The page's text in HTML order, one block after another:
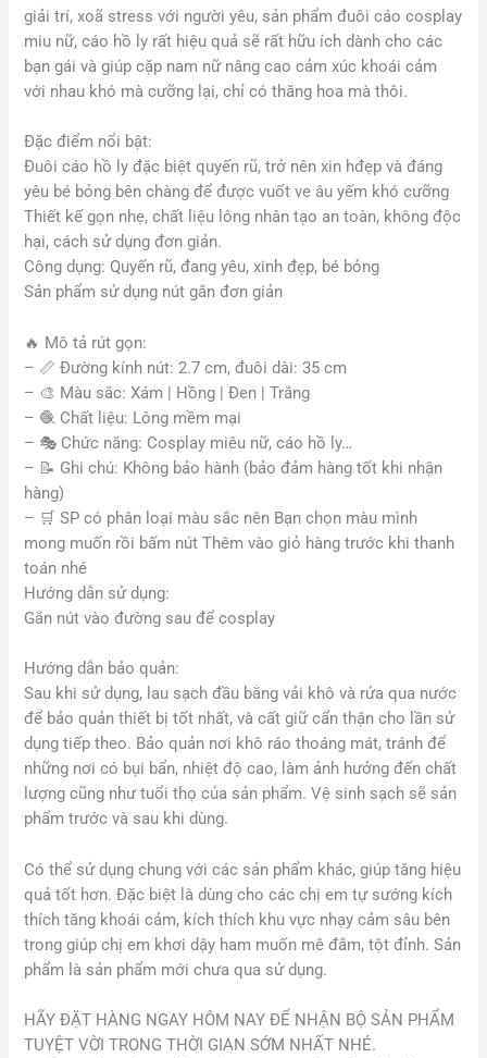
giải trí, xoã stress với người yêu, sản phẩm đuôi cáo cosplay
miu nữ, cáo hồ ly rất hiệu quả sẽ rất hữu ích dành cho các
bạn gái và giúp cặp nam nữ nâng cao cảm xúc khoái cảm
với nhau khó mà cưỡng lại, chỉ có thăng hoa mà thôi.
Đặc điểm nổi bật:
Đuôi cáo hồ ly đặc biệt quyến rũ, trở nên xin hđẹp và đáng
yêu bé bỏng bên chàng để được vuốt ve âu yếm khó cưỡng
Thiết kế gọn nhẹ, chất liệu lông nhân tạo an toàn, không độc
hại, cách sử dụng đơn giản.
Công dụng: Quyến rũ, đang yêu, xinh đẹp, bé bỏng
Sản phẩm sử dụng nút gắn đơn giản
🔥 Mô tả rút gọn:
– 📏 Đường kính nút: 2.7 cm, đuôi dài: 35 cm
– 🎨 Màu sắc: Xám | Hồng | Đen | Trắng
– 🧶 Chất liệu: Lông mềm mại
– 🎭 Chức năng: Cosplay miêu nữ, cáo hồ ly…
– 📝 Ghi chú: Không bảo hành (bảo đảm hàng tốt khi nhận
hàng)
– 🛒 SP có phân loại màu sắc nên Bạn chọn màu mình
mong muốn rồi bấm nút Thêm vào giỏ hàng trước khi thanh
toán nhé
Hướng dẫn sử dụng:
Gắn nút vào đường sau để cosplay
Hướng dẫn bảo quản:
Sau khi sử dụng, lau sạch đầu bằng vải khô và rửa qua nước
để bảo quản thiết bị tốt nhất, và cất giữ cẩn thận cho lần sử
dụng tiếp theo. Bảo quản nơi khô ráo thoáng mát, tránh để
những nơi có bụi bẩn, nhiệt độ cao, làm ảnh hưởng đến chất
lượng cũng như tuổi thọ của sản phẩm. Vệ sinh sạch sẽ sản
phẩm trước và sau khi dùng.
Có thể sử dụng chung với các sản phẩm khác, giúp tăng hiệu
quả tốt hơn. Đặc biệt là dùng cho các chị em tự sướng kích
thích tăng khoái cảm, kích thích khu vực nhạy cảm sâu bên
trong giúp chị em khơi dậy ham muốn mê đắm, tột đỉnh. Sản
phẩm là sản phẩm mới chưa qua sử dụng.
HÃY ĐẶT HÀNG NGAY HÔM NAY ĐỂ NHẬN BỘ SẢN PHẨM
TUYỆT VỜI TRONG THỜI GIAN SỚM NHẤT NHÉ.